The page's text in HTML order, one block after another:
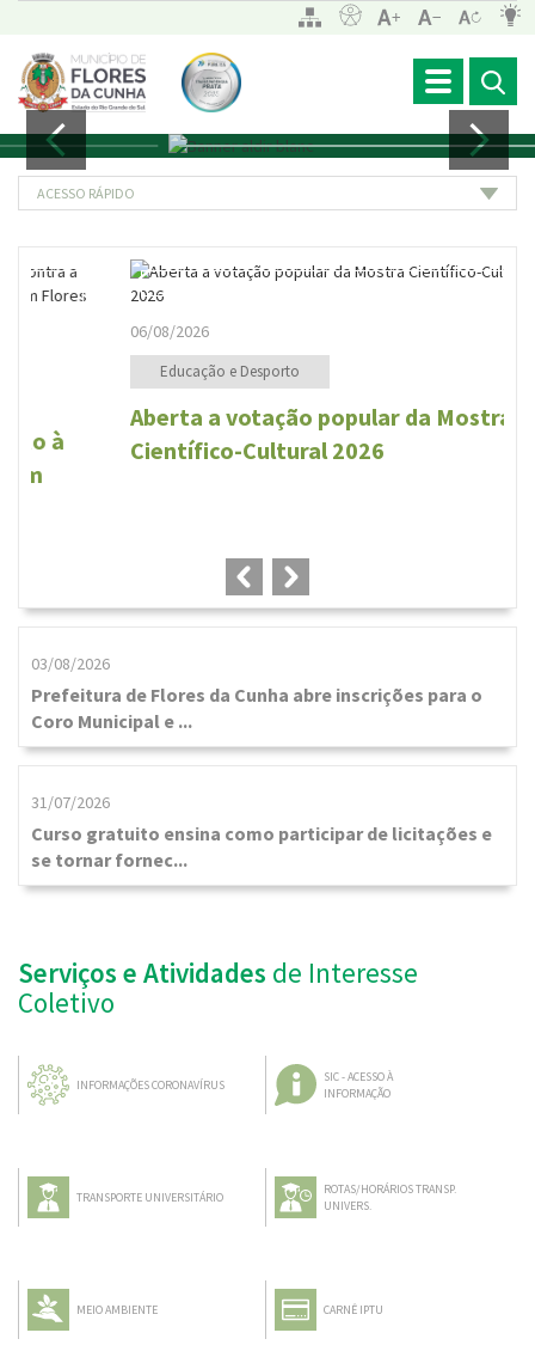
Toggle
navigation
ACESSO RÁPIDO
06/08/2026
Educação e Desporto
Aberta a votação popular da Mostra
Científico-Cultural 2026
03/08/2026
Prefeitura de Flores da Cunha abre inscrições para o
Coro Municipal e ...
31/07/2026
Curso gratuito ensina como participar de licitações e
se tornar fornec...
Serviços e Atividades de Interesse
Coletivo
INFORMAÇÕES CORONAVÍRUS
SIC - ACESSO À
INFORMAÇÃO
TRANSPORTE UNIVERSITÁRIO
ROTAS/HORÁRIOS TRANSP.
UNIVERS.
MEIO AMBIENTE CARNÊ IPTU